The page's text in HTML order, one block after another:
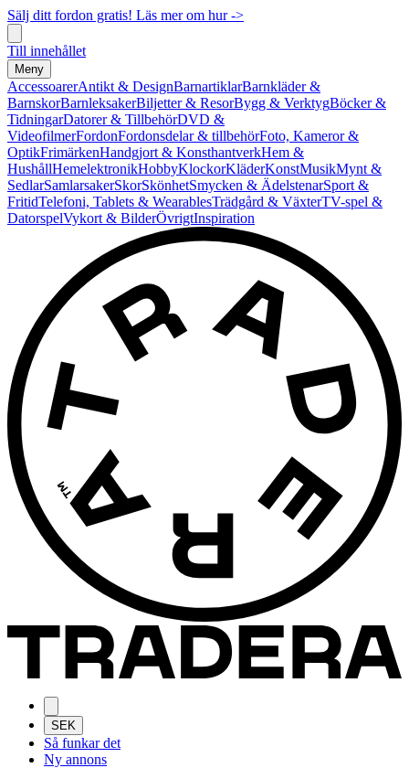
Sälj ditt fordon gratis! Läs mer om hur ->
Till innehållet
Meny
AccessoarerAntikt & DesignBarnartiklarBarnkläder &
BarnskorBarnleksakerBiljetter & ResorBygg & VerktygBöcker &
TidningarDatorer & TillbehörDVD &
VideofilmerFordonFordonsdelar & tillbehörFoto, Kameror &
OptikFrimärkenHandgjort & KonsthantverkHem &
HushållHemelektronikHobbyKlockorKläderKonstMusikMynt &
SedlarSamlarsakerSkorSkönhetSmycken & ÄdelstenarSport &
FritidTelefoni, Tablets & WearablesTrädgård & VäxterTV-spel &
DatorspelVykort & BilderÖvrigtInspiration
SEK
Så funkar det
Ny annons